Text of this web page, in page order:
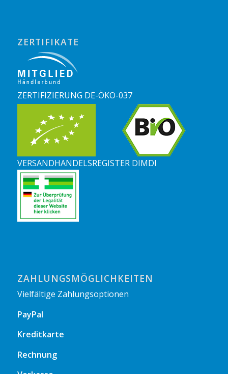
ZERTIFIKATE
ZERTIFIZIERUNG DE-ÖKO-037
VERSANDHANDELSREGISTER DIMDI
ZAHLUNGSMÖGLICHKEITEN
Vielfältige Zahlungsoptionen
PayPal
Kreditkarte
Rechnung